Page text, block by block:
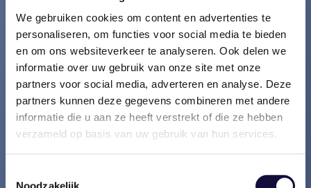
We gebruiken cookies om content en advertenties te
personaliseren, om functies voor social media te bieden
en om ons websiteverkeer te analyseren. Ook delen we
informatie over uw gebruik van onze site met onze
partners voor social media, adverteren en analyse. Deze
partners kunnen deze gegevens combineren met andere
informatie die u aan ze heeft verstrekt of die ze hebben
verzameld op basis van uw gebruik van hun services.
Noodzakelijk
VASCO SCAN
Wij doen in korte tijd concrete
verbetervoorstellen.